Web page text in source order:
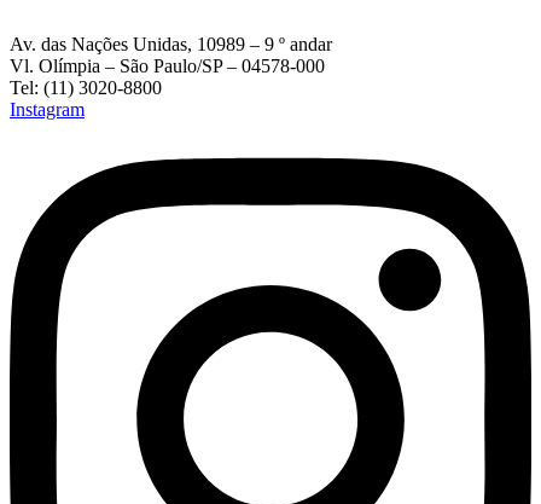
Av. das Nações Unidas, 10989 – 9 º andar
Vl. Olímpia – São Paulo/SP – 04578-000
Tel: (11) 3020-8800
Instagram